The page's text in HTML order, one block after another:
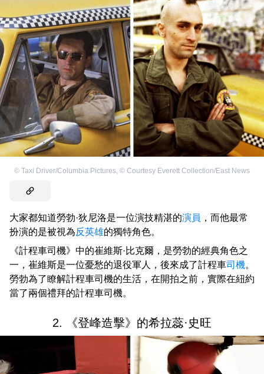
© Taxi Driver/Columbia Pictures, © Courtesy Everett Collection/East News
大家都知道勞勃·狄尼洛是一位演技精湛的演員 ，而他最常
扮演的是被視為反英雄的獨特角色。
《計程車司機》中的崔維斯·比克爾，是勞勃的經典角色之
一，崔維斯是一位憂愁的退役軍人，後來成了計程車司機。
勞勃為了瞭解計程車司機的生活，在開拍之前，實際在紐約
當了兩個禮拜的計程車司機。
2. 《登峰造擊》的希拉蕊·史旺